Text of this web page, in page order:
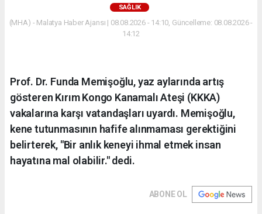
SAĞLIK
(MHA) - Malatya Haber Ajansı | 08.08.2026 - 14:10, Güncelleme: 08.08.2026 -
14:12
Prof. Dr. Funda Memişoğlu, yaz aylarında artış
gösteren Kırım Kongo Kanamalı Ateşi (KKKA)
vakalarına karşı vatandaşları uyardı. Memişoğlu,
kene tutunmasının hafife alınmaması gerektiğini
belirterek, "Bir anlık keneyi ihmal etmek insan
hayatına mal olabilir." dedi.
ABONE OL